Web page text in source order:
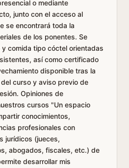
o mediante
junto con el acceso al
se encontrará toda la
de los ponentes. Se
comida tipo cóctel orientadas
así como certificado
disponible tras la
curso y aviso previo de
Opiniones de
cursos "Un espacio
conocimientos,
profesionales con
jurídicos (jueces,
abogados, fiscales, etc.) de
desarrollar mis